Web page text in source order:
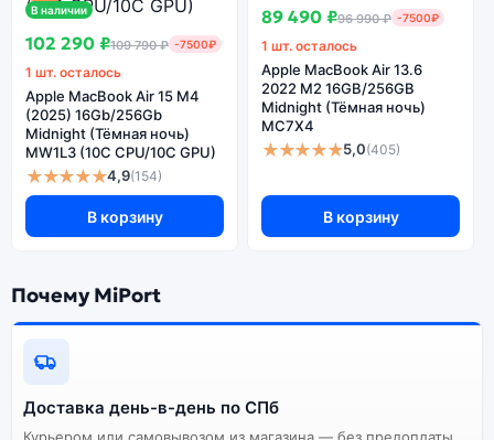
В наличии
102 290 ₽109 790 ₽ -7500₽
1 шт. осталось
Apple MacBook Air 15 M4
(2025) 16Gb/256Gb
Midnight (Тёмная ночь)
MW1L3 (10C CPU/10C GPU)
★★★★★4,9(154)
В корзину
89 490 ₽96 990 ₽ -7500₽
1 шт. осталось
Apple MacBook Air 13.6
2022 M2 16GB/256GB
Midnight (Тёмная ночь)
MC7X4
★★★★★5,0(405)
В корзину
Почему MiPort
Доставка день-в-день по СПб